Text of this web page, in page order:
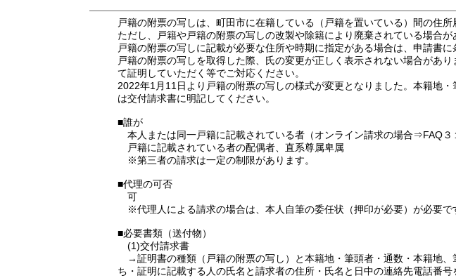
戸籍の附票の写しは、町田市に在籍している（戸籍を置いている）間の住所
ただし、戸籍や戸籍の附票の写しの改製や除籍により廃棄されている場合が
戸籍の附票の写しに記載が必要な住所や時期に指定がある場合は、申請書に
戸籍の附票の写しを取得した際、氏の変更が正しく表示されない場合があ
て証明していただく等でご対応ください。
2022年1月11日より戸籍の附票の写しの様式が変更となりました。本籍地
は交付請求書に明記してください。
■誰が
本人または同一戸籍に記載されている者（オンライン請求の場合⇒FAQ３
戸籍に記載されている者の配偶者、直系尊属卑属
※第三者の請求は一定の制限があります。
■代理の可否
可
※代理人による請求の場合は、本人自筆の委任状（押印が必要）が必要で
■必要書類（送付物）
(1)交付請求書
→証明書の種類（戸籍の附票の写し）と本籍地・筆頭者・通数・本籍地
ち・証明に記載する人の氏名と請求者の住所・氏名と日中の連絡先電話番号